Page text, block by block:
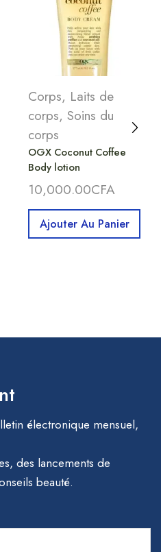
Corps, Laits de
corps, Soins du
corps
OGX Coconut Coffee
Body lotion
10,000.00CFA
Ajouter Au Panier
électronique mensuel,
des lancements de
beauté.